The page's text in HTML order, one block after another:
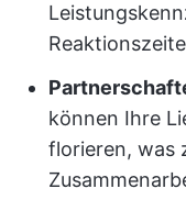
können Ihre
florieren, was